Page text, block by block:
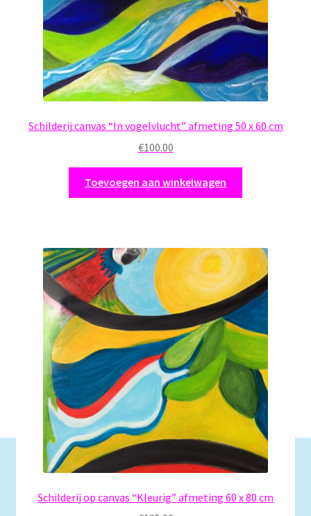
Schilderij canvas “In vogelvlucht” afmeting 50 x 60 cm
€100.00
Toevoegen aan winkelwagen
Schilderij op canvas “Kleurig” afmeting 60 x 80 cm